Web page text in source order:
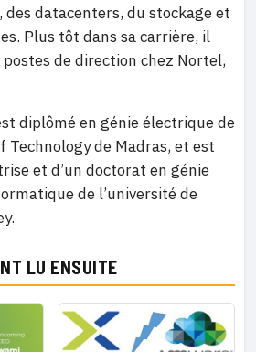
datacenters, du stockage et
Plus tôt dans sa carrière, il
de direction chez Nortel,
diplômé en génie électrique de
de Madras, et est
et d’un doctorat en génie
de l’université de
LU ENSUITE